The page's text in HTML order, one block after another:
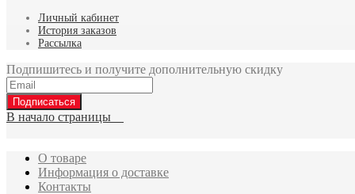
Личный кабинет
История заказов
Рассылка
Подпишитесь и получите дополнительную скидку
Подписаться
В начало страницы
О товаре
Информация о доставке
Контакты